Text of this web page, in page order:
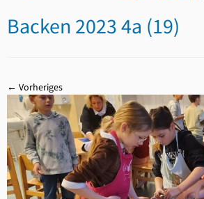
Backen 2023 4a (19)
← Vorheriges